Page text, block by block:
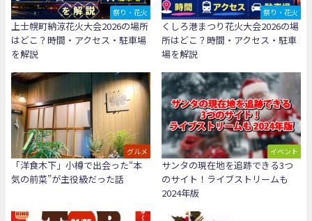
祭り・花火
上士幌町納涼花火大会2026の場所
はどこ？時間・アクセス・駐車場
を解説
祭り・花火
くしろ港まつり花火大会2026の場
所はどこ？時間・アクセス・駐車
場を解説
グルメ
「洋食木下」小樽で出会った“本
気の前菜”が主役級だった話
イベント
サンタの現在地を追跡できる3つ
のサイト！ライブストリームも
2024年版